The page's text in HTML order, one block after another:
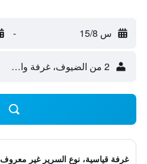
س 15/8 -
2 من الضيوف، غرفة واحدة
غرفة قياسية، نوع السرير غير معروف